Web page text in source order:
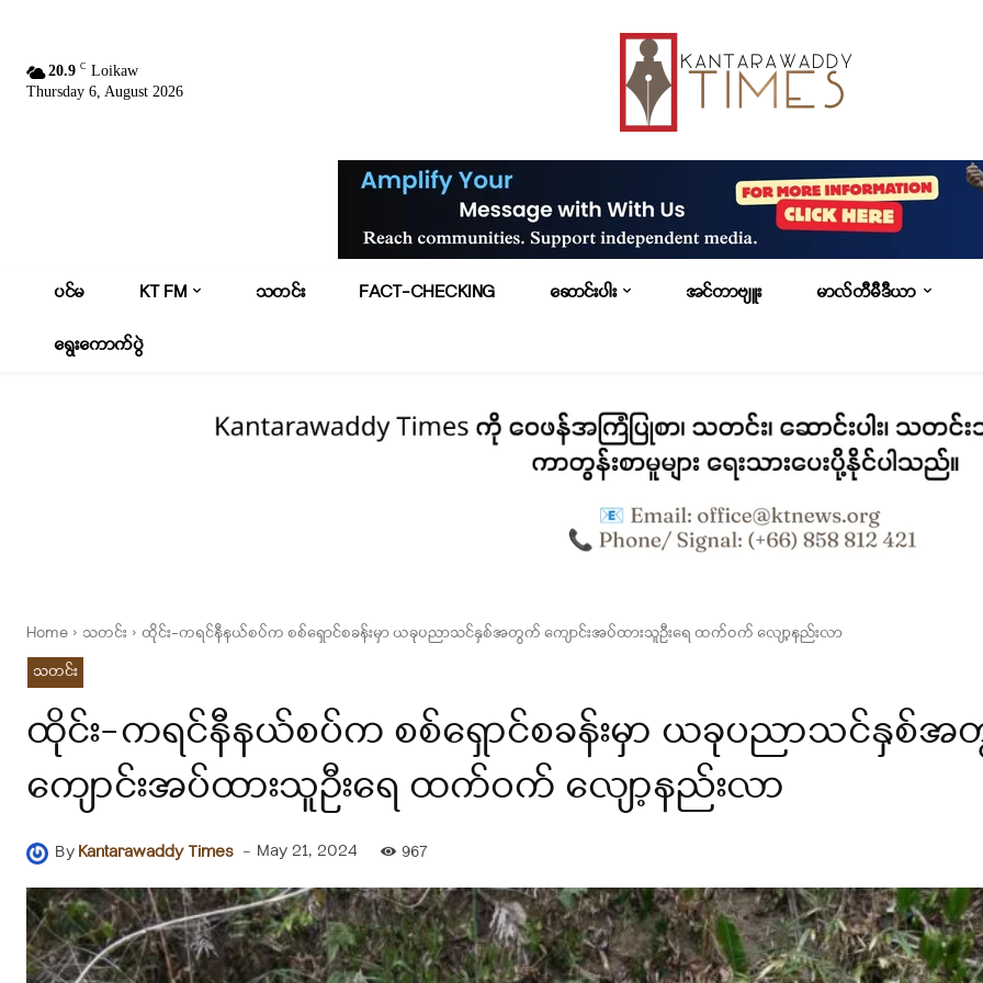
20.9 C Loikaw
Thursday 6, August 2026
ပင်မ KT FM သတင်း FACT-CHECKING ဆောင်းပါး အင်တာဗျူး မာလ်တီမီဒီယာ
ရွေးကောက်ပွဲ
Home သတင်း
ထိုင်း-ကရင်နီနယ်စပ်က စစ်ရှောင်စခန်းမှာ ယခုပညာသင်နှစ်အတွက် ကျောင်းအပ်ထားသူဦးရေ ထက်ဝက် လျော့နည်းလာ
သတင်း
ထိုင်း-ကရင်နီနယ်စပ်က စစ်ရှောင်စခန်းမှာ ယခုပညာသင်နှစ်
ကျောင်းအပ်ထားသူဦးရေ ထက်ဝက် လျော့နည်းလာ
ByKantarawaddy Times - May 21, 2024 967